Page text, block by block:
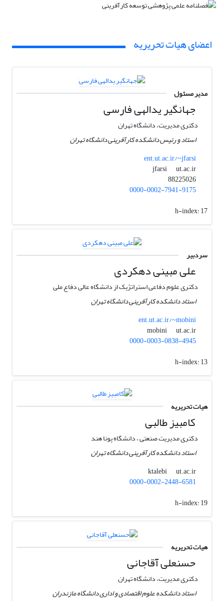
اعضای هیات تحریریه
مدیر مسئول
جهانگیر یدالهی فارسی
دکتری مدیریت، دانشگاه تهران
استاد و رئیس دانشکده کارآفرینی دانشگاه تهران
ent.ut.ac.ir/~jfarsi
jfarsi
ut.ac.ir
88225026
0000-0002-7941-9175
h-index:17
سردبیر
علی مبینی دهکردی
دکتری علوم دفاعی استراتژیک از دانشگاه عالی دفاع ملی
استاد دانشکده کارآفرینی دانشگاه تهران
ent.ut.ac.ir/~mobini
mobini
ut.ac.ir
0000-0003-0838-4945
h-index:13
هیات تحریریه
کامبیز طالبی
دکتری مدیریت صنعتی ، دانشگاه پونا هند
استاد دانشکده کارآفرینی دانشگاه تهران
ktalebi
ut.ac.ir
0000-0002-2448-6581
h-index:19
هیات تحریریه
حسنعلی آقاجانی
دکتری مدیریت، دانشگاه تهران
استاد دانشکده علوم اقتصادی و اداری دانشگاه مازندران